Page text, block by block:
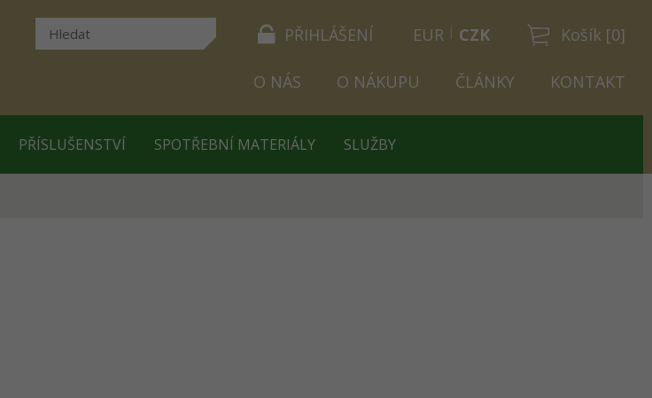
PŘIHLÁŠENÍ Košík [0]
EUR CZK
O NÁS O NÁKUPU ČLÁNKY KONTAKT
PŘÍSLUŠENSTVÍ SPOTŘEBNÍ MATERIÁLY SLUŽBY